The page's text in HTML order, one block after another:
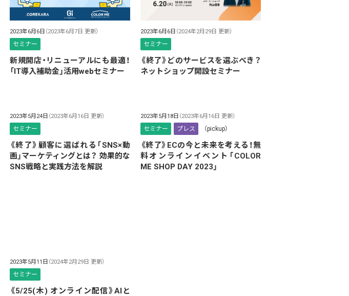
2023年6月6日 （2023年6月7日 更新）
セミナー
新規開店・リニューアルにも最適！
「IT導入補助金」活用webセミナー
2023年6月6日 （2024年2月29日 更新）
セミナー
《終了》どのサービスを選ぶべき？
ネットショップ開設セミナー
2023年5月24日 （2023年6月16日 更新）
セミナー
《終了》顧客に選ばれる「SNS×動
画」マーケティングとは？ 効果的な
SNS戦略と実践方法を解説
2023年5月18日 （2023年6月16日 更新）
セミナー プレス （pickup）
《終了》ECの今と未来を考える！無
料オンラインイベント「COLOR
ME SHOP DAY 2023」
2023年5月11日 （2024年2月29日 更新）
セミナー
《5/25(木) オンライン配信》AIと